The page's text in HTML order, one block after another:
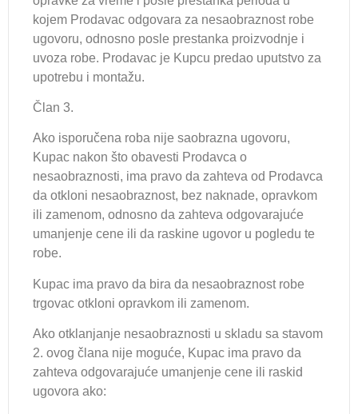
kojem Prodavac odgovara za nesaobraznost robe
ugovoru, odnosno posle prestanka proizvodnje i
uvoza robe. Prodavac je Kupcu predao uputstvo za
upotrebu i montažu.
Član 3.
Ako isporučena roba nije saobrazna ugovoru,
Kupac nakon što obavesti Prodavca o
nesaobraznosti, ima pravo da zahteva od Prodavca
da otkloni nesaobraznost, bez naknade, opravkom
ili zamenom, odnosno da zahteva odgovarajuće
umanjenje cene ili da raskine ugovor u pogledu te
robe.
Kupac ima pravo da bira da nesaobraznost robe
trgovac otkloni opravkom ili zamenom.
Ako otklanjanje nesaobraznosti u skladu sa stavom
2. ovog člana nije moguće, Kupac ima pravo da
zahteva odgovarajuće umanjenje cene ili raskid
ugovora ako: